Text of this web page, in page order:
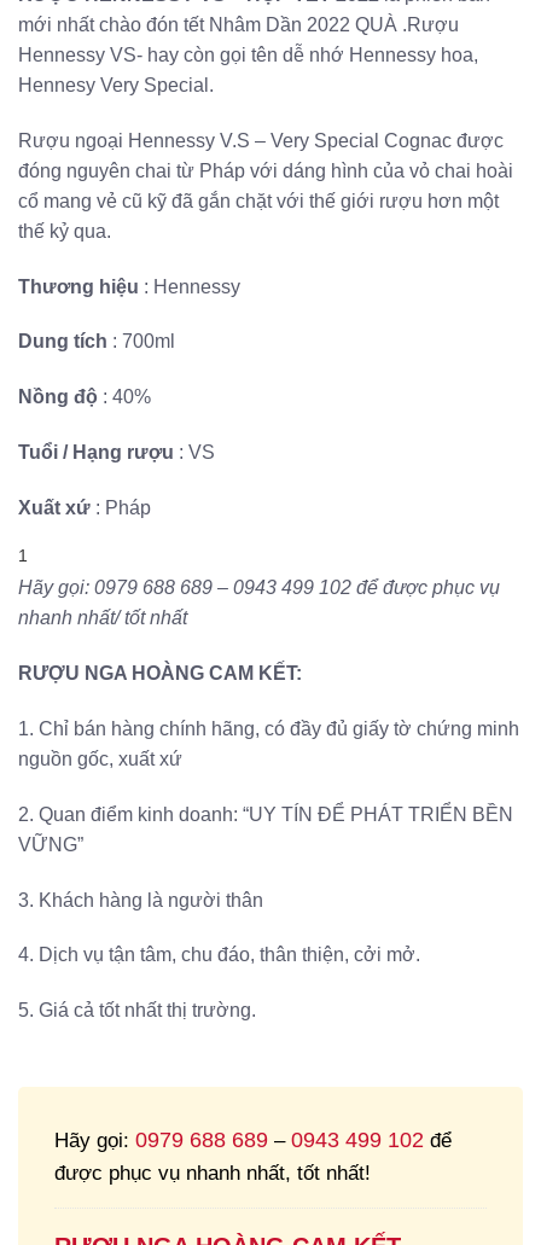
mới nhất chào đón tết Nhâm Dần 2022 QUÀ .Rượu
Hennessy VS- hay còn gọi tên dễ nhớ Hennessy hoa,
Hennesy Very Special.
Rượu ngoại Hennessy V.S – Very Special Cognac được
đóng nguyên chai từ Pháp với dáng hình của vỏ chai hoài
cổ mang vẻ cũ kỹ đã gắn chặt với thế giới rượu hơn một
thế kỷ qua.
Thương hiệu : Hennessy
Dung tích : 700ml
Nồng độ : 40%
Tuổi / Hạng rượu : VS
Xuất xứ : Pháp
1
Hãy gọi: 0979 688 689 – 0943 499 102 để được phục vụ
nhanh nhất/ tốt nhất
RƯỢU NGA HOÀNG CAM KẾT:
1. Chỉ bán hàng chính hãng, có đầy đủ giấy tờ chứng minh
nguồn gốc, xuất xứ
2. Quan điểm kinh doanh: “UY TÍN ĐỂ PHÁT TRIỂN BỀN
VỮNG”
3. Khách hàng là người thân
4. Dịch vụ tận tâm, chu đáo, thân thiện, cởi mở.
5. Giá cả tốt nhất thị trường.
Hãy gọi: 0979 688 689 – 0943 499 102 để
được phục vụ nhanh nhất, tốt nhất!